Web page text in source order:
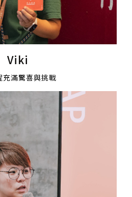
Viki
充滿驚喜與挑戰